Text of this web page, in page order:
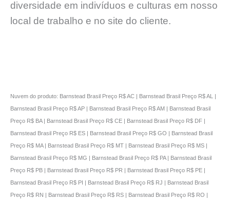
diversidade em indivíduos e culturas em nosso
local de trabalho e no site do cliente.
Nuvem do produto: Barnstead Brasil Preço R$ AC | Barnstead Brasil Preço R$ AL |
Barnstead Brasil Preço R$ AP | Barnstead Brasil Preço R$ AM | Barnstead Brasil
Preço R$ BA | Barnstead Brasil Preço R$ CE | Barnstead Brasil Preço R$ DF |
Barnstead Brasil Preço R$ ES | Barnstead Brasil Preço R$ GO | Barnstead Brasil
Preço R$ MA | Barnstead Brasil Preço R$ MT | Barnstead Brasil Preço R$ MS |
Barnstead Brasil Preço R$ MG | Barnstead Brasil Preço R$ PA | Barnstead Brasil
Preço R$ PB | Barnstead Brasil Preço R$ PR | Barnstead Brasil Preço R$ PE |
Barnstead Brasil Preço R$ PI | Barnstead Brasil Preço R$ RJ | Barnstead Brasil
Preço R$ RN | Barnstead Brasil Preço R$ RS | Barnstead Brasil Preço R$ RO |